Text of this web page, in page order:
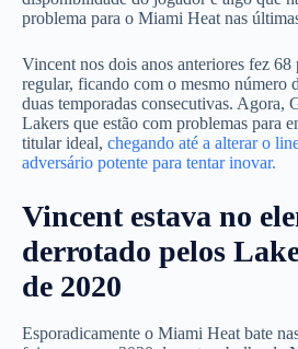
problema para o Miami Heat nas
Vincent nos dois anos anteriores fez 68
regular, ficando com o mesmo número
duas temporadas consecutivas. Agora,
Lakers que estão com problemas para
titular ideal, chegando até a alterar o
adversário potente para tentar inovar.
Vincent estava no
derrotado pelos
de 2020
Esporadicamente o Miami Heat bate